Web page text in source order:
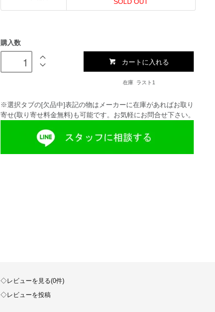
SOLD OUT
購入数
カートに入れる
在庫 ラスト1
※選択タブの[欠品中]表記の物はメーカーに在庫があればお取り
寄せ(取り寄せ料金無料)も可能です。お気軽にお問合せ下さい。
◇レビューを見る(0件)
◇レビューを投稿